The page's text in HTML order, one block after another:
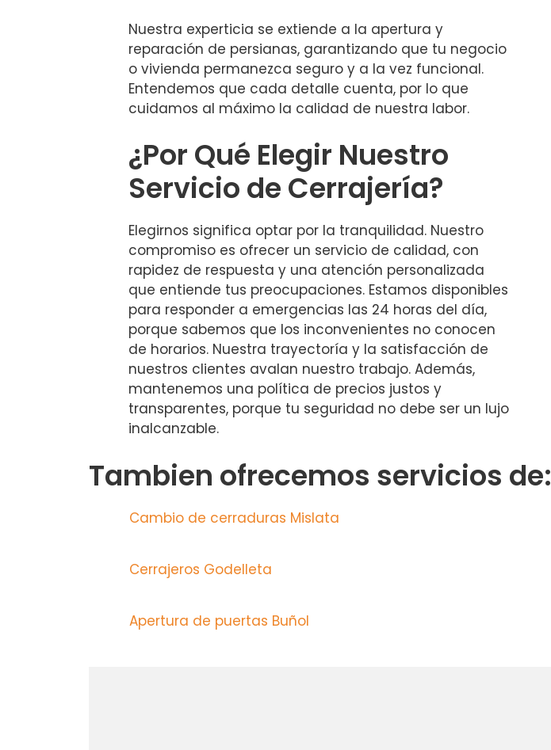
Nuestra experticia se extiende a la apertura y
reparación de persianas, garantizando que tu negocio
o vivienda permanezca seguro y a la vez funcional.
Entendemos que cada detalle cuenta, por lo que
cuidamos al máximo la calidad de nuestra labor.
¿Por Qué Elegir Nuestro
Servicio de Cerrajería?
Elegirnos significa optar por la tranquilidad. Nuestro
compromiso es ofrecer un servicio de calidad, con
rapidez de respuesta y una atención personalizada
que entiende tus preocupaciones. Estamos disponibles
para responder a emergencias las 24 horas del día,
porque sabemos que los inconvenientes no conocen
de horarios. Nuestra trayectoría y la satisfacción de
nuestros clientes avalan nuestro trabajo. Además,
mantenemos una política de precios justos y
transparentes, porque tu seguridad no debe ser un lujo
inalcanzable.
Tambien ofrecemos servicios de:
Cambio de cerraduras Mislata
Cerrajeros Godelleta
Apertura de puertas Buñol